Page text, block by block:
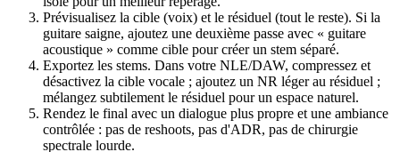
Prévisualisez la cible (voix) et le résiduel (tout le reste). Si la
guitare saigne, ajoutez une deuxième passe avec « guitare
acoustique » comme cible pour créer un stem séparé.
Exportez les stems. Dans votre NLE/DAW, compressez et
désactivez la cible vocale ; ajoutez un NR léger au résiduel ;
mélangez subtilement le résiduel pour un espace naturel.
Rendez le final avec un dialogue plus propre et une ambiance
contrôlée : pas de reshoots, pas d'ADR, pas de chirurgie
spectrale lourde.